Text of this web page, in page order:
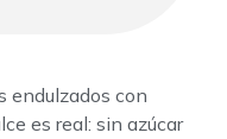
endulzados con
es real: sin azúcar